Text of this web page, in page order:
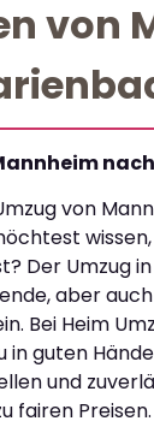
von
von
Der Umzug
aber
Bei Heim
in guten
und
fairen Preisen.